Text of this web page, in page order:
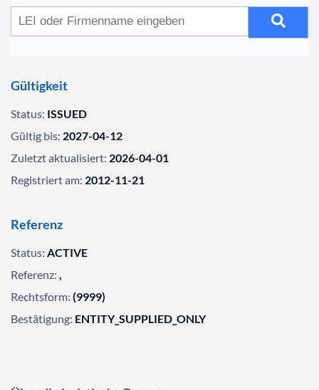
Gültigkeit
Status: ISSUED
Gültig bis: 2027-04-12
Zuletzt aktualisiert: 2026-04-01
Registriert am: 2012-11-21
Referenz
Status: ACTIVE
Referenz: ,
Rechtsform: (9999)
Bestätigung: ENTITY_SUPPLIED_ONLY